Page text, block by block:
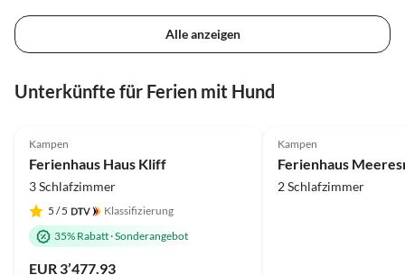
Alle anzeigen
Unterkünfte für Ferien mit Hund
Kampen
Ferienhaus Haus Kliff
3 Schlafzimmer
5 / 5
Klassifizierung
35% Rabatt·Sonderangebot
EUR 3’477.93
Kampen
Ferienhaus
2 Schlafzimmer